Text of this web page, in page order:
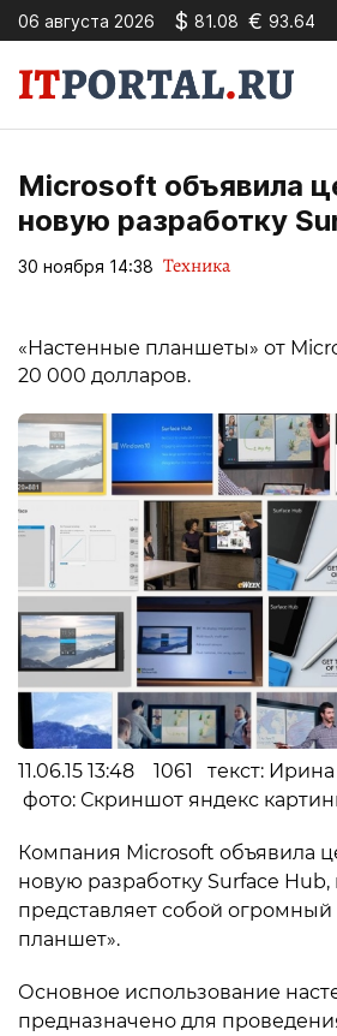
06 августа 2026 $ 81.08 € 93.64
Microsoft объявила
новую разработку
30 ноября 14:38 Техника
«Настенные планшеты» от
20 000 долларов.
11.06.15 13:48 1061 текст:
фото: Скриншот яндекс
Компания Microsoft объявила
новую разработку Surface Hub,
представляет собой
планшет».
Основное использование
предназначено для